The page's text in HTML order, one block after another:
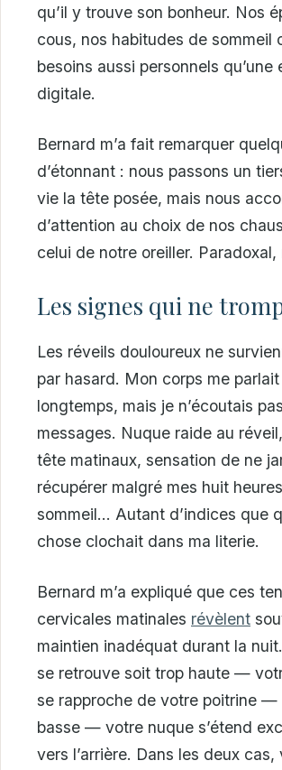
qu’il y trouve son bonheur. Nos
cous, nos habitudes de sommeil
besoins aussi personnels qu’une
digitale.
Bernard m’a fait remarquer
d’étonnant : nous passons un
vie la tête posée, mais nous
d’attention au choix de nos
celui de notre oreiller. Paradoxal,
Les signes qui ne
Les réveils douloureux ne
par hasard. Mon corps me
longtemps, mais je n’écoutais
messages. Nuque raide au
tête matinaux, sensation de ne
récupérer malgré mes huit
sommeil… Autant d’indices que
chose clochait dans ma literie.
Bernard m’a expliqué que ces
cervicales matinales révèlent
maintien inadéquat durant la
se retrouve soit trop haute —
se rapproche de votre poitrine —
basse — votre nuque s’étend
vers l’arrière. Dans les deux cas,